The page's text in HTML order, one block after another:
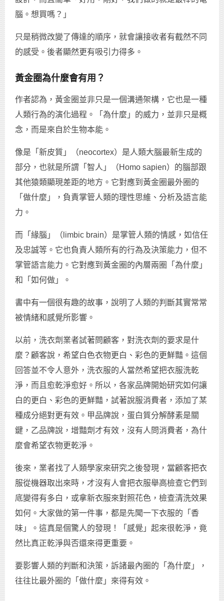
腦。想買嗎？」
只是稍微改變了傳達的順序，就會讓接收者有截然不同
的感受。後者顯然更有吸引力得多。
黃金圈為什麼會有用？
作者認為，黃金圈並非只是一個溝通架構，它也是一種
人類行為的演化過程。「為什麼」的威力，並非只是概
念，而是來自於生物本能。
像是「新皮質」（neocortex）是人類大腦最新生成的
部分，也就是所謂「智人」（Homo sapien）的腦部跟
其他猿類顯現差距的地方。它對應到黃金圈最外圈的
「做什麼」，負責掌管人類的理性思維、分析及語言能
力。
而「緣腦」（limbic brain）是掌管人類的情感，如信任
及忠誠等。它也負責人類所有的行為及決策能力，但不
掌管語言能力。它對應到黃金圈的內層兩圈「為什麼」
和「如何做」。
書中有一個很有趣的故事，說明了人類的判斷其實常常
被情緒和感覺所影響。
以前，洗衣劑業者試著問顧客，對洗衣劑的要求是什
麼？顧客說，希望白色衣物更白、彩色的更鮮豔。這個
回答並不令人意外，洗衣服的人當然希望把衣服洗乾
淨，而且愈乾淨愈好。所以，各家品牌開始研究如何讓
白的更白、彩色的更鮮豔，試著說服消費者，添加了某
種成分絕對更有效。甲品牌說，蛋白質分解酵素是關
鍵，乙品牌說，增豔劑才有效，沒有人問消費者，為什
麼會希望衣物更乾淨。
後來，業者找了人類學家來研究之後發現，當顧客把衣
服從機器取出來時，才沒有人會把衣服舉高檢查它們到
底變得有多白，或拿新衣服來對照花色，檢查清洗效果
如何。大家做的第一件事，都是先聞一下衣服的「香
味」。這真是個驚人的發現！「感覺」起來很乾淨，竟
然比真正乾淨與否還來得更重要。
要影響人類的判斷和決策，訴諸最內圈的「為什麼」，
往往比最外圈的「做什麼」來得有效。